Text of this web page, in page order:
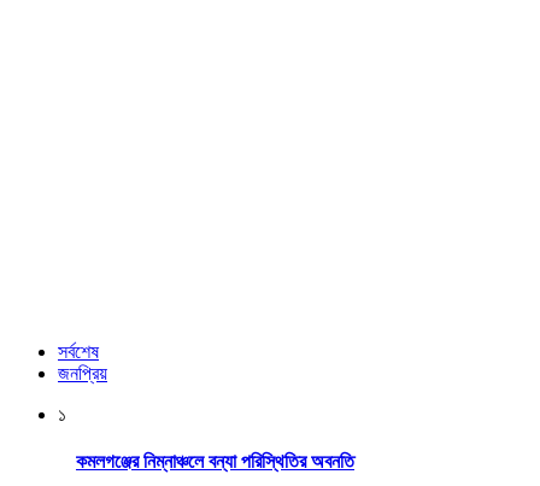
সর্বশেষ
জনপ্রিয়
১
কমলগঞ্জের নিম্নাঞ্চলে বন্যা পরিস্থিতির অবনতি